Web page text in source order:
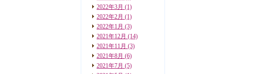
2022年3月 (1)
2022年2月 (1)
2022年1月 (3)
2021年12月 (14)
2021年11月 (3)
2021年8月 (6)
2021年7月 (5)